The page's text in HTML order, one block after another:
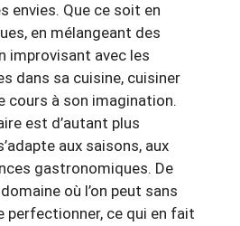
envies. Que ce soit en
en mélangeant des
improvisant avec les
dans sa cuisine, cuisiner
cours à son imagination.
est d’autant plus
aux saisons, aux
gastronomiques. De
où l’on peut sans
perfectionner, ce qui en fait